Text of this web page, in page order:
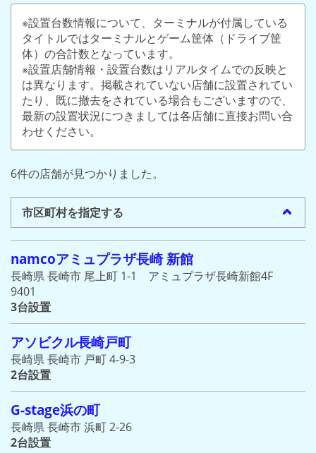
※設置台数情報について、ターミナルが付属している
タイトルではターミナルとゲーム筐体（ドライブ筐
体）の合計数となっています。
※設置店舗情報・設置台数はリアルタイムでの反映と
は異なります。掲載されていない店舗に設置されてい
たり、既に撤去をされている場合もございますので、
最新の設置状況につきましては各店舗に直接お問い合
わせください。
6件の店舗が見つかりました。
市区町村を指定する
namcoアミュプラザ長崎 新館
長崎県 長崎市 尾上町 1-1 アミュプラザ長崎新館4F
9401
3台設置
アソビクル長崎戸町
長崎県 長崎市 戸町 4-9-3
2台設置
G-stage浜の町
長崎県 長崎市 浜町 2-26
2台設置